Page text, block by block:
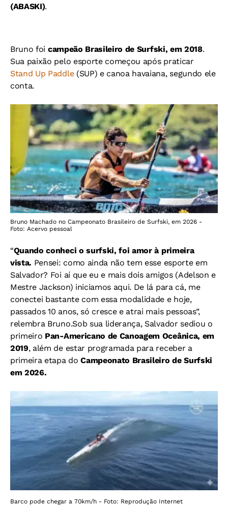
(ABASKI).
Bruno foi campeão Brasileiro de Surfski, em 2018.
Sua paixão pelo esporte começou após praticar
Stand Up Paddle (SUP) e canoa havaiana, segundo ele
conta.
Bruno Machado no Campeonato Brasileiro de Surfski, em 2026 -
Foto: Acervo pessoal
“Quando conheci o surfski, foi amor à primeira
vista. Pensei: como ainda não tem esse esporte em
Salvador? Foi aí que eu e mais dois amigos (Adelson e
Mestre Jackson) iniciamos aqui. De lá para cá, me
conectei bastante com essa modalidade e hoje,
passados 10 anos, só cresce e atrai mais pessoas”,
relembra Bruno.Sob sua liderança, Salvador sediou o
primeiro Pan-Americano de Canoagem Oceânica, em
2019, além de estar programada para receber a
primeira etapa doCampeonato Brasileiro de Surfski
em 2026.
Barco pode chegar a 70km/h - Foto: Reprodução Internet